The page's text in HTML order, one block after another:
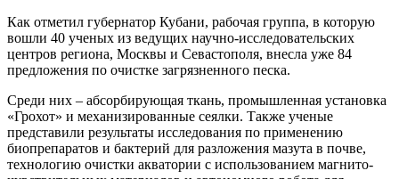
Как отметил губернатор Кубани, рабочая группа, в которую
вошли 40 ученых из ведущих научно-исследовательских
центров региона, Москвы и Севастополя, внесла уже 84
предложения по очистке загрязненного песка.
Среди них – абсорбирующая ткань, промышленная установка
«Грохот» и механизированные сеялки. Также ученые
представили результаты исследования по применению
биопрепаратов и бактерий для разложения мазута в почве,
технологию очистки акватории с использованием магнито-